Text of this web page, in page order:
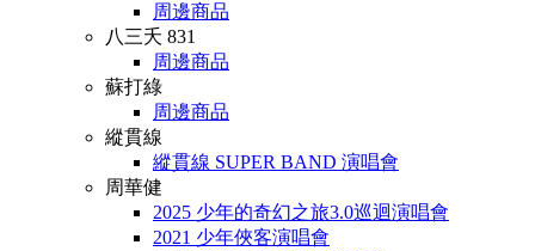
周邊商品
八三夭 831
周邊商品
蘇打綠
周邊商品
縱貫線
縱貫線 SUPER BAND 演唱會
周華健
2025 少年的奇幻之旅3.0巡迴演唱會
2021 少年俠客演唱會